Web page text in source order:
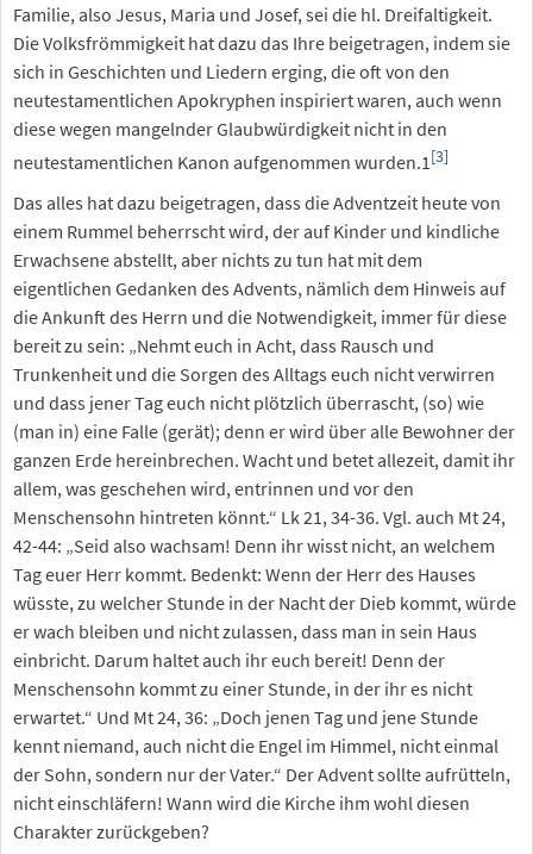
Familie, also Jesus, Maria und Josef, sei die hl. Dreifaltigkeit.
Die Volksfrömmigkeit hat dazu das Ihre beigetragen, indem sie
sich in Geschichten und Liedern erging, die oft von den
neutestamentlichen Apokryphen inspiriert waren, auch wenn
diese wegen mangelnder Glaubwürdigkeit nicht in den
neutestamentlichen Kanon aufgenommen wurden.1[3]
Das alles hat dazu beigetragen, dass die Adventzeit heute von
einem Rummel beherrscht wird, der auf Kinder und kindliche
Erwachsene abstellt, aber nichts zu tun hat mit dem
eigentlichen Gedanken des Advents, nämlich dem Hinweis auf
die Ankunft des Herrn und die Notwendigkeit, immer für diese
bereit zu sein: „Nehmt euch in Acht, dass Rausch und
Trunkenheit und die Sorgen des Alltags euch nicht verwirren
und dass jener Tag euch nicht plötzlich überrascht, (so) wie
(man in) eine Falle (gerät); denn er wird über alle Bewohner der
ganzen Erde hereinbrechen. Wacht und betet allezeit, damit ihr
allem, was geschehen wird, entrinnen und vor den
Menschensohn hintreten könnt.“ Lk 21, 34-36. Vgl. auch Mt 24,
42-44: „Seid also wachsam! Denn ihr wisst nicht, an welchem
Tag euer Herr kommt. Bedenkt: Wenn der Herr des Hauses
wüsste, zu welcher Stunde in der Nacht der Dieb kommt, würde
er wach bleiben und nicht zulassen, dass man in sein Haus
einbricht. Darum haltet auch ihr euch bereit! Denn der
Menschensohn kommt zu einer Stunde, in der ihr es nicht
erwartet.“ Und Mt 24, 36: „Doch jenen Tag und jene Stunde
kennt niemand, auch nicht die Engel im Himmel, nicht einmal
der Sohn, sondern nur der Vater.“ Der Advent sollte aufrütteln,
nicht einschläfern! Wann wird die Kirche ihm wohl diesen
Charakter zurückgeben?